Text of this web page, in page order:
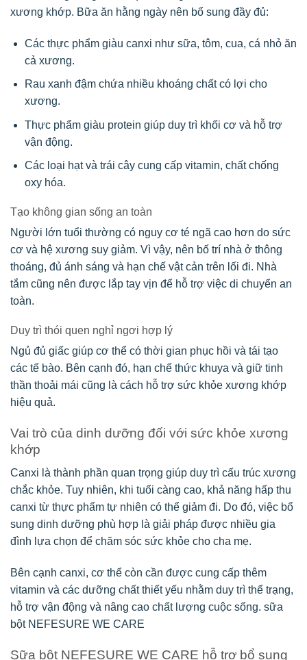
xương khớp. Bữa ăn hằng ngày nên bổ sung đầy đủ:
Các thực phẩm giàu canxi như sữa, tôm, cua, cá nhỏ ăn
cả xương.
Rau xanh đậm chứa nhiều khoáng chất có lợi cho
xương.
Thực phẩm giàu protein giúp duy trì khối cơ và hỗ trợ
vận động.
Các loại hạt và trái cây cung cấp vitamin, chất chống
oxy hóa.
Tạo không gian sống an toàn
Người lớn tuổi thường có nguy cơ té ngã cao hơn do sức
cơ và hệ xương suy giảm. Vì vậy, nên bố trí nhà ở thông
thoáng, đủ ánh sáng và hạn chế vật cản trên lối đi. Nhà
tắm cũng nên được lắp tay vịn để hỗ trợ việc di chuyển an
toàn.
Duy trì thói quen nghỉ ngơi hợp lý
Ngủ đủ giấc giúp cơ thể có thời gian phục hồi và tái tạo
các tế bào. Bên cạnh đó, hạn chế thức khuya và giữ tinh
thần thoải mái cũng là cách hỗ trợ sức khỏe xương khớp
hiệu quả.
Vai trò của dinh dưỡng đối với sức khỏe xương
khớp
Canxi là thành phần quan trọng giúp duy trì cấu trúc xương
chắc khỏe. Tuy nhiên, khi tuổi càng cao, khả năng hấp thu
canxi từ thực phẩm tự nhiên có thể giảm đi. Do đó, việc bổ
sung dinh dưỡng phù hợp là giải pháp được nhiều gia
đình lựa chọn để chăm sóc sức khỏe cho cha mẹ.
Bên cạnh canxi, cơ thể còn cần được cung cấp thêm
vitamin và các dưỡng chất thiết yếu nhằm duy trì thể trạng,
hỗ trợ vận động và nâng cao chất lượng cuộc sống. sữa
bột NEFESURE WE CARE
Sữa bột NEFESURE WE CARE hỗ trợ bổ sung